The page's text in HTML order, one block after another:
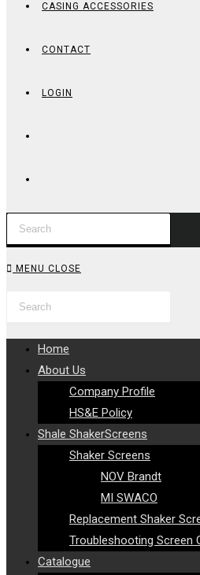
CASING ACCESSORIES
CONTACT
LOGIN
WEBSITE
SEARCH
panel.
MENU CLOSE
website
to
Home
About Us
Company Profile
HS&E Policy
Shale ShakerScreens
Shaker Screens
NOV Brandt
MI SWACO
Replacement Shaker
Troubleshooting Screen
Catalogue